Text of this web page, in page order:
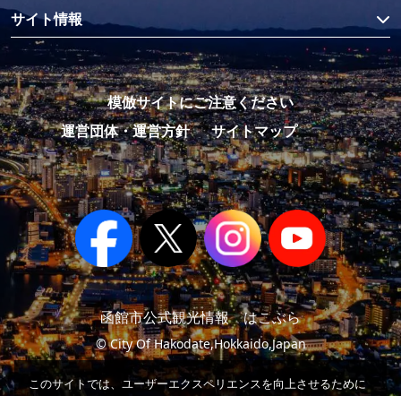
サイト情報
模倣サイトにご注意ください
運営団体・運営方針
サイトマップ
函館市公式観光情報 はこぶら
© City Of Hakodate,Hokkaido,Japan
このサイトでは、ユーザーエクスペリエンスを向上させるために